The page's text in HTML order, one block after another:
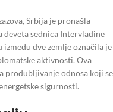
Srbija je pronašla
deveta sednica Intervladine
dve zemlje označila je
aktivnosti. Ova
produbljivanje odnosa koji se
sigurnosti.